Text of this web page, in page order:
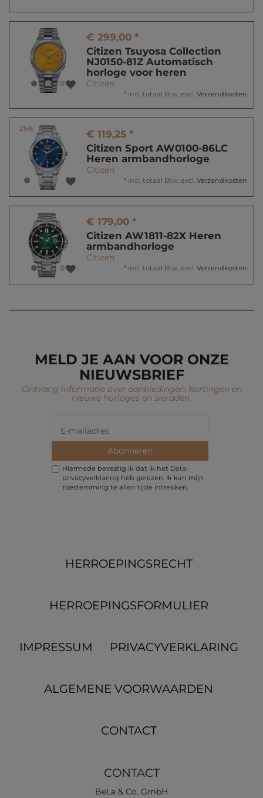
€ 299,00 *
Citizen Tsuyosa Collection
NJ0150-81Z Automatisch
horloge voor heren
Citizen
* incl. totaal Btw. excl. Verzendkosten
-25%
€ 119,25 *
Citizen Sport AW0100-86LC
Heren armbandhorloge
Citizen
* incl. totaal Btw. excl. Verzendkosten
€ 179,00 *
Citizen AW1811-82X Heren
armbandhorloge
Citizen
* incl. totaal Btw. excl. Verzendkosten
MELD JE AAN VOOR ONZE
NIEUWSBRIEF
Ontvang informatie over aanbiedingen, kortingen en
nieuwe horloges en sieraden.
Abonneren
Hiermede bevestig ik dat ik het Data­
privacy­verklaring heb gelezen. Ik kan mijn
toestemming te allen tijde intrekken.
HERROEPINGS­RECHT
HERROEPINGS­FORMULIER
IMPRESSUM PRIVACYVERKLARING
ALGEMENE VOORWAARDEN
CONTACT
CONTACT
BeLa & Co. GmbH